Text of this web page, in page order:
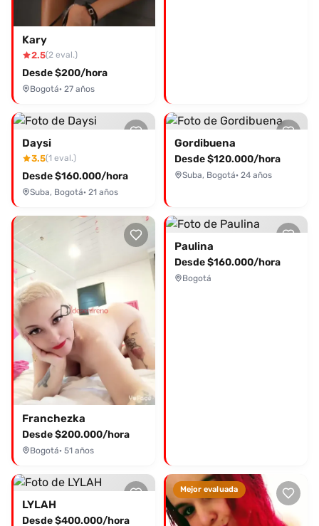
Kary
2.5(2 eval.)
Desde $200/hora
Bogotá· 27 años
Daysi
3.5(1 eval.)
Desde $160.000/hora
Suba, Bogotá· 21 años
Gordibuena
Desde $120.000/hora
Suba, Bogotá· 24 años
Franchezka
Desde $200.000/hora
Bogotá· 51 años
Paulina
Desde $160.000/hora
Bogotá
LYLAH
Desde $400.000/hora
Mejor evaluada